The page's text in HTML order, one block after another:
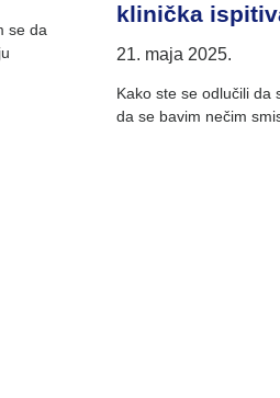
se da
klinička
21. maja 2025.
Kako ste se odlučili
da se bavim nečim